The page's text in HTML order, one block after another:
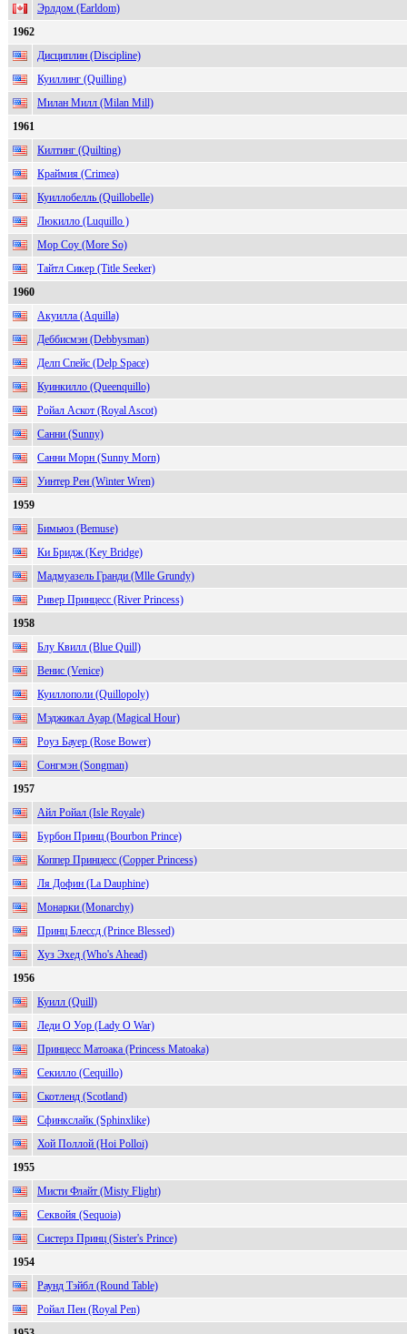
Эрлдом (Earldom)
1962
Дисциплин (Discipline)
Куиллинг (Quilling)
Милан Милл (Milan Mill)
1961
Килтинг (Quilting)
Краймия (Crimea)
Куиллобелль (Quillobelle)
Люкилло (Luquillo )
Мор Соу (More So)
Тайтл Сикер (Title Seeker)
1960
Акуилла (Aquilla)
Деббисмэн (Debbysman)
Делп Спейс (Delp Space)
Куинкилло (Queenquillo)
Ройал Аскот (Royal Ascot)
Санни (Sunny)
Санни Морн (Sunny Morn)
Уинтер Рен (Winter Wren)
1959
Бимьюз (Bemuse)
Ки Бридж (Key Bridge)
Мадмуазель Гранди (Mlle Grundy)
Ривер Принцесс (River Princess)
1958
Блу Квилл (Blue Quill)
Венис (Venice)
Куиллополи (Quillopoly)
Мэджикал Ауар (Magical Hour)
Роуз Бауер (Rose Bower)
Сонгмэн (Songman)
1957
Айл Ройал (Isle Royale)
Бурбон Принц (Bourbon Prince)
Коппер Принцесс (Copper Princess)
Ля Дофин (La Dauphine)
Монарки (Monarchy)
Принц Блессд (Prince Blessed)
Хуз Эхед (Who's Ahead)
1956
Куилл (Quill)
Леди О Уор (Lady O War)
Принцесс Матоака (Princess Matoaka)
Секилло (Cequillo)
Скотленд (Scotland)
Сфинкслайк (Sphinxlike)
Хой Поллой (Hoi Polloi)
1955
Мисти Флайт (Misty Flight)
Секвойя (Sequoia)
Систерз Принц (Sister's Prince)
1954
Раунд Тэйбл (Round Table)
Ройал Пен (Royal Pen)